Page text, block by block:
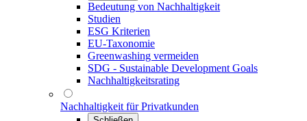
Bedeutung von Nachhaltigkeit
Studien
ESG Kriterien
EU-Taxonomie
Greenwashing vermeiden
SDG - Sustainable Development Goals
Nachhaltigkeitsrating
Nachhaltigkeit für Privatkunden